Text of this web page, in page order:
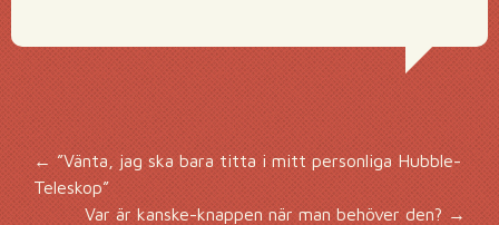
Inläggsnavigering
← ”Vänta, jag ska bara titta i mitt personliga Hubble-
Teleskop”
Var är kanske-knappen när man behöver den?→